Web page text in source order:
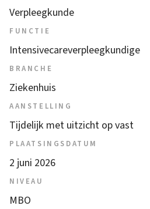
Verpleegkunde
FUNCTIE
Intensivecareverpleegkundige
BRANCHE
Ziekenhuis
AANSTELLING
Tijdelijk met uitzicht op vast
PLAATSINGSDATUM
2 juni 2026
NIVEAU
MBO